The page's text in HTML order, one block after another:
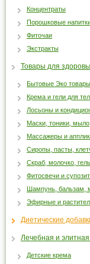
Концентраты
Порошковые
Фиточаи
Экстракты
Товары для
Бытовые Эко товары
Крема и гели для
Лосьоны и
Маски, тоники, мыло
Массажеры и
Сиропы, пасты,
Скраб, молочко,
Фитосвечи и
Шампунь, бальзам,
Эфирные и
Диетические
Лечебная и элитная
Детские крема